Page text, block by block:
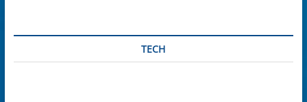
TECH